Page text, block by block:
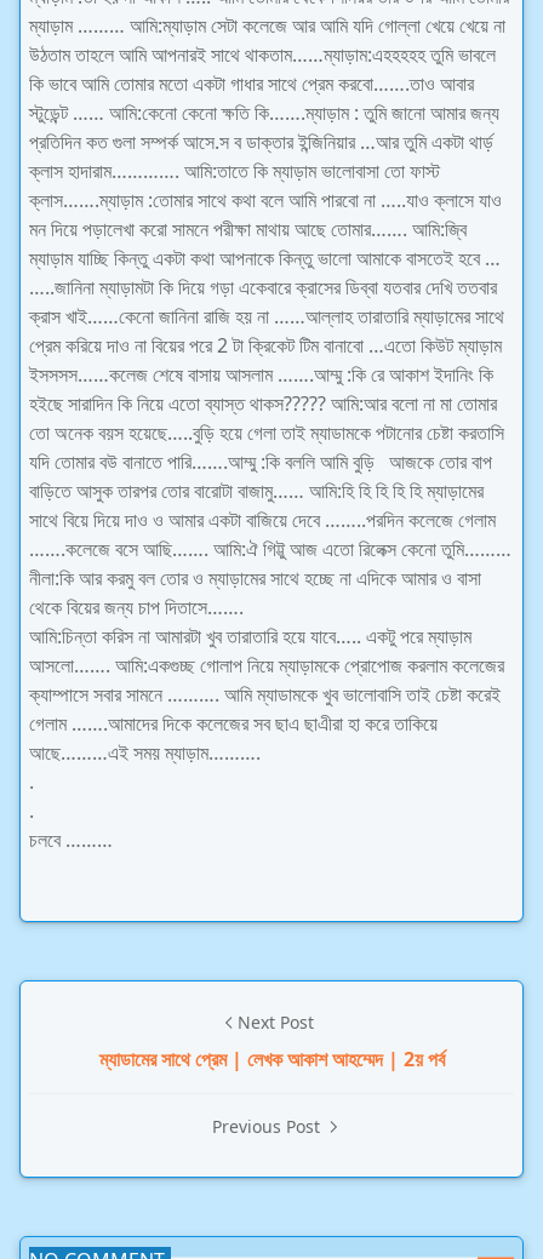
ম্যাড়াম ……… আমি:ম্যাড়াম সেটা কলেজে আর আমি যদি গোল্লা খেয়ে খেয়ে না
উঠতাম তাহলে আমি আপনারই সাথে থাকতাম……ম্যাড়াম:এহহহহহ তুমি ভাবলে
কি ভাবে আমি তোমার মতো একটা গাধার সাথে প্রেম করবো…….তাও আবার
স্টুড়েন্ট …‌… আমি:কেনো কেনো ক্ষতি কি…….ম্যাড়াম : তুমি জানো আমার জন্য
প্রতিদিন কত গুলা সম্পর্ক আসে.স ব ডাক্তার ইন্জিনিয়ার …আর তুমি একটা থার্ড়
ক্লাস হাদারাম…………. আমি:তাতে কি ম্যাড়াম ভালোবাসা তো ফাস্ট
ক্লাস…….ম্যাড়াম :তোমার সাথে কথা বলে আমি পারবো না ‌…..যাও ক্লাসে যাও
মন দিয়ে পড়ালেখা করো সামনে পরীক্ষা মাথায় আছে তোমার……. আমি:জ্বি
ম্যাড়াম যাচ্ছি কিন্তু একটা কথা আপনাকে কিন্তু ভালো আমাকে বাসতেই হবে …
…..জানিনা ম্যাড়ামটা কি দিয়ে গড়া একেবারে ক্রাসের ডিব্বা যতবার দেখি ততবার
ক্রাস খাই……কেনো জানিনা রাজি হয় না ……আল্লাহ তারাতারি ম্যাড়ামের সাথে
প্রেম করিয়ে দাও না বিয়ের পরে 2 টা ক্রিকেট টিম বানাবো …এতো কিউট ম্যাড়াম
ইসসসস……কলেজ শেষে বাসায় আসলাম …….আম্মু :কি রে আকাশ ইদানিং কি
হইছে সারাদিন কি নিয়ে এতো ব্যাস্ত থাকস????? আমি:আর বলো না মা তোমার
তো অনেক বয়স হয়েছে…..বুড়ি হয়ে গেলা তাই ম্যাডামকে পটানোর চেষ্টা করতাসি
যদি তোমার বউ বানাতে পারি…….আম্মু :কি বললি আমি বুড়ি আজকে তোর বাপ
বাড়িতে আসুক তারপর তোর বারোটা বাজামু…… আমি:হি হি হি হি হি ম্যাড়ামের
সাথে বিয়ে দিয়ে দাও ও আমার একটা বাজিয়ে দেবে ……..পরদিন কলেজে গেলাম
…….কলেজে বসে আছি……. আমি:ঐ গিট্টু আজ এতো রিলেক্স কেনো তুমি………
নীলা:কি আর করমু বল তোর ও ম্যাড়ামের সাথে হচ্ছে না এদিকে আমার ও বাসা
থেকে বিয়ের জন্য চাপ দিতাসে…….
আমি:চিন্তা করিস না আমারটা খুব তারাতারি হয়ে যাবে….. একটু পরে ম্যাড়াম
আসলো……. আমি:একগুচ্ছ গোলাপ নিয়ে ম্যাড়ামকে প্রোপোজ করলাম কলেজের
ক্যাম্পাসে সবার সামনে ………. আমি ম্যাডামকে খুব ভালোবাসি তাই চেষ্টা করেই
গেলাম …….আমাদের দিকে কলেজের সব ছাএ ছাএীরা হা করে তাকিয়ে
আছে………এই সময় ম্যাড়াম……….
.
.
চলবে ………
Next Post
ম্যাডামের সাথে প্রেম | লেখক আকাশ আহম্মেদ | 2য় পর্ব
Previous Post